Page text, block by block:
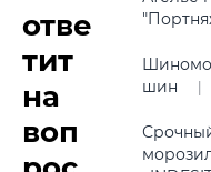
отве
тит
на
воп
шин